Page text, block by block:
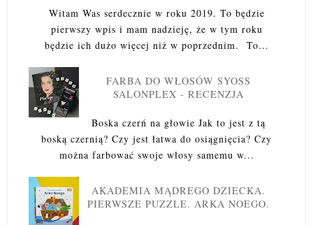
Witam Was serdecznie w roku 2019. To będzie
pierwszy wpis i mam nadzieję, że w tym roku
będzie ich dużo więcej niż w poprzednim. To...
FARBA DO WŁOSÓW SYOSS
SALONPLEX - RECENZJA
Boska czerń na głowie Jak to jest z tą
boską czernią? Czy jest łatwa do osiągnięcia? Czy
można farbować swoje włosy samemu w...
AKADEMIA MĄDREGO DZIECKA.
PIERWSZE PUZZLE. ARKA NOEGO.